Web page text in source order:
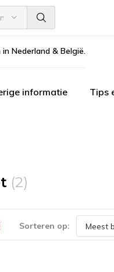
Nederland & België.
informatie Tips
(2)
Sorteren op: